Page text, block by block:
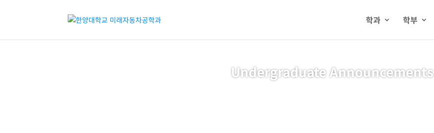
학과 학부
Undergraduate Announcements